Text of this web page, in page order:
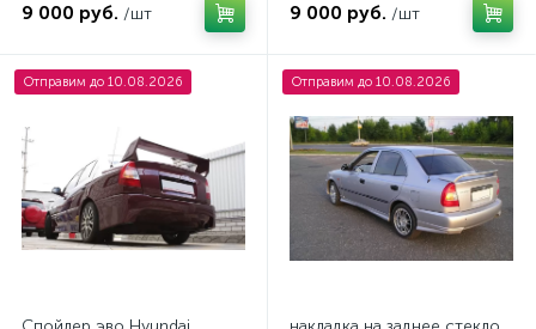
9 000 руб. /шт 9 000 руб. /шт
Отправим до 10.08.2026 Отправим до 10.08.2026